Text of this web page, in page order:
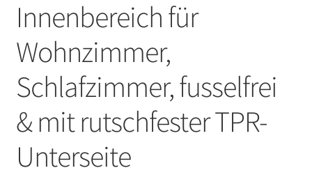
Innenbereich für
Wohnzimmer,
Schlafzimmer, fusselfrei
& mit rutschfester TPR-
Unterseite